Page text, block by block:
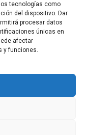
tecnologías como
del dispositivo. Dar
procesar datos
únicas en
afectar
y funciones.
Aviso legal
Venta